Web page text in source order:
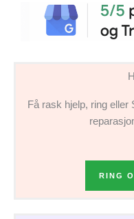
Få rask hjelp, ring
RING